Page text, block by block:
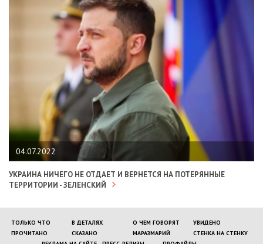
04.07.2022
УКРАИНА НИЧЕГО НЕ ОТДАЕТ И ВЕРНЕТСЯ НА ПОТЕРЯННЫЕ
ТЕРРИТОРИИ - ЗЕЛЕНСКИЙ
ТОЛЬКО ЧТО В ДЕТАЛЯХ О ЧЕМ ГОВОРЯТ
УВИДЕНО
ПРОЧИТАНО
СКАЗАНО МАРАЗМАРИЙ
СТЕНКА НА СТЕНКУ